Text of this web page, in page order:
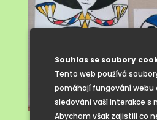
Souhlas se soubory
Tento web používá
pomáhají fungování webu
sledování vaší interakce s
Abychom však zajistili co